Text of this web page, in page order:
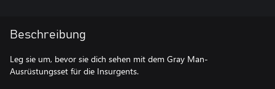
Beschreibung
Leg sie um, bevor sie dich sehen mit dem Gray Man-
Ausrüstungsset für die Insurgents.